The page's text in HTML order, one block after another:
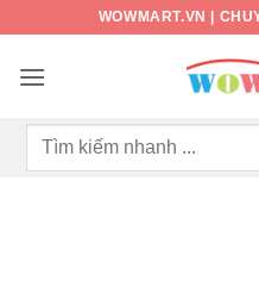
nội
WOWMART.VN |
Tìm